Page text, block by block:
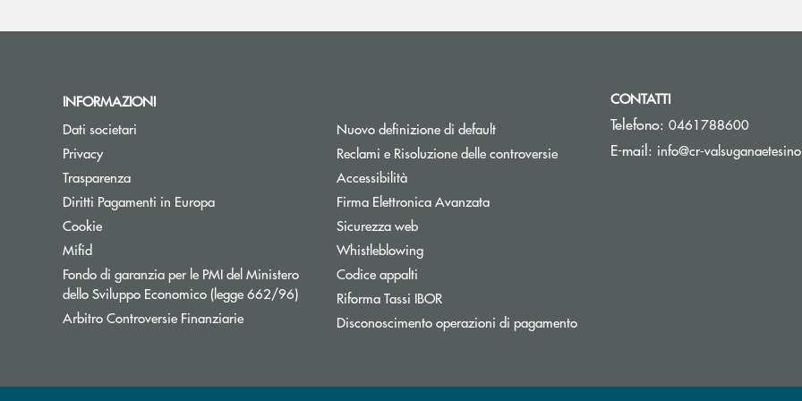
INFORMAZIONI
Dati societari
Privacy
Trasparenza
Diritti Pagamenti in EuropaApre una nuova finestra
Cookie
Mifid
Fondo di garanzia per le PMI del Ministero
dello Sviluppo Economico (legge 662/96)Apre una nuova finestra
Arbitro Controversie FinanziarieApre una nuova finestra
Nuovo definizione di default
Reclami e Risoluzione delle controversie
Accessibilità
Firma Elettronica Avanzata
Sicurezza web
Whistleblowing
Codice appalti
Riforma Tassi IBORApre una nuova finestra
Disconoscimento operazioni di pagamento
CONTATTI
Telefono: 0461788600
E-mail: info@cr-